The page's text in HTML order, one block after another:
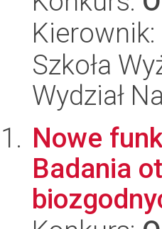
Szkoła
Wydział
Nowe
Badania